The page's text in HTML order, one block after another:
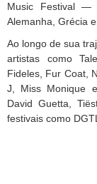
Music Festival —
Alemanha, Grécia e
Ao longo de sua
artistas como
Fideles, Fur Coat,
J, Miss Monique
David Guetta,
festivais como